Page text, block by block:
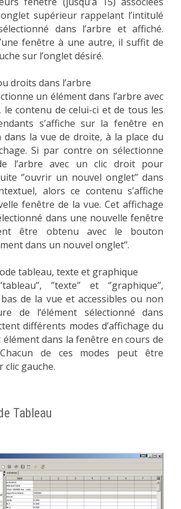
supérieur rappelant l’intitulé
dans l’arbre et affiché.
fenêtre à une autre, il suffit de
sur l’onglet désiré.
droits dans l’arbre
un élément dans l’arbre avec
le contenu de celui-ci et de tous les
s’affiche sur la fenêtre en
dans la vue de droite, à la place du
Si par contre on sélectionne
l’arbre avec un clic droit pour
‘’ouvrir un nouvel onglet’’ dans
alors ce contenu s’affiche
fenêtre de la vue. Cet affichage
dans une nouvelle fenêtre
être obtenu avec le bouton
dans un nouvel onglet’’.
tableau, texte et graphique
‘’texte’’ et ‘’graphique’’,
de la vue et accessibles ou non
de l’élément sélectionné dans
différents modes d’affichage du
dans la fenêtre en cours de
de ces modes peut être
clic gauche.
Tableau